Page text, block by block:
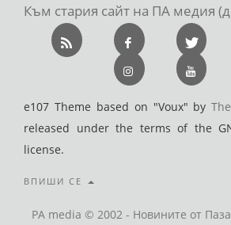
Към стария сайт на ПА медия
e107 Theme based on "Voux" by
released under the terms of the
license.
ВПИШИ СЕ
PA media © 2002 - Новините от